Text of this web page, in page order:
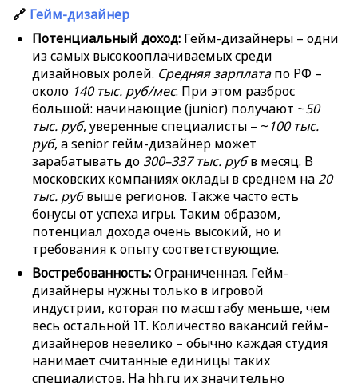
🔗 Гейм-дизайнер
Потенциальный доход: Гейм-дизайнеры – одни
из самых высокооплачиваемых среди
дизайновых ролей. Средняя зарплатапо РФ –
около 140 тыс. руб/мес. При этом разброс
большой: начинающие (junior) получают ~50
тыс. руб, уверенные специалисты – ~ 100 тыс.
руб, а senior гейм-дизайнер может
зарабатывать до 300–337 тыс. рубв месяц. В
московских компаниях оклады в среднем на20
тыс. рубвыше регионов. Также часто есть
бонусы от успеха игры. Таким образом,
потенциал дохода очень высокий, но и
требования к опыту соответствующие.
Востребованность:Ограниченная. Гейм-
дизайнеры нужны только в игровой
индустрии, которая по масштабу меньше, чем
весь остальной IT. Количество вакансий гейм-
дизайнеров невелико – обычно каждая студия
нанимает считанные единицы таких
специалистов. На hh.ru их значительно